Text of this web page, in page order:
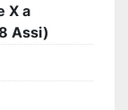
X a
Assi)